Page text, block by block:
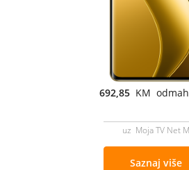
692,85 KM odmah
uz Moja TV Net M
Saznaj više